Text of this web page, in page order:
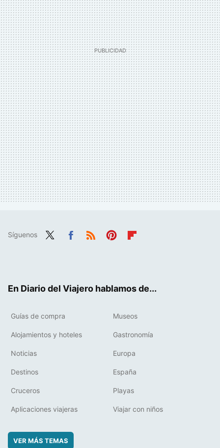
Síguenos
En Diario del Viajero hablamos de...
Guías de compra Museos
Alojamientos y hoteles Gastronomía
Noticias Europa
Destinos España
Cruceros Playas
Aplicaciones viajeras Viajar con niños
VER MÁS TEMAS